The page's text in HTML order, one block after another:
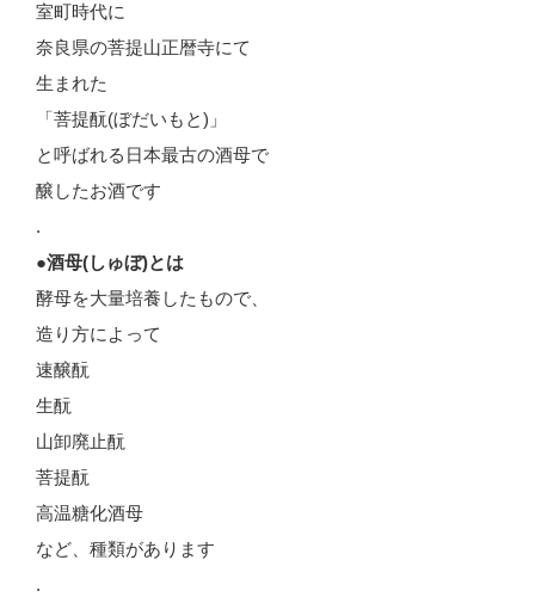
室町時代に
奈良県の菩提山正暦寺にて
生まれた
「菩提酛(ぼだいもと)」
と呼ばれる日本最古の酒母で
醸したお酒です
.
●酒母(しゅぼ)とは
酵母を大量培養したもので、
造り方によって
速醸酛
生酛
山卸廃止酛
菩提酛
高温糖化酒母
など、種類があります
.